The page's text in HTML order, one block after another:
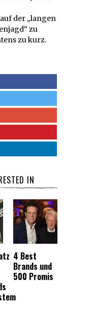
der „langen
zu
zu kurz.
IN
4 Best
Brands und
500 Promis